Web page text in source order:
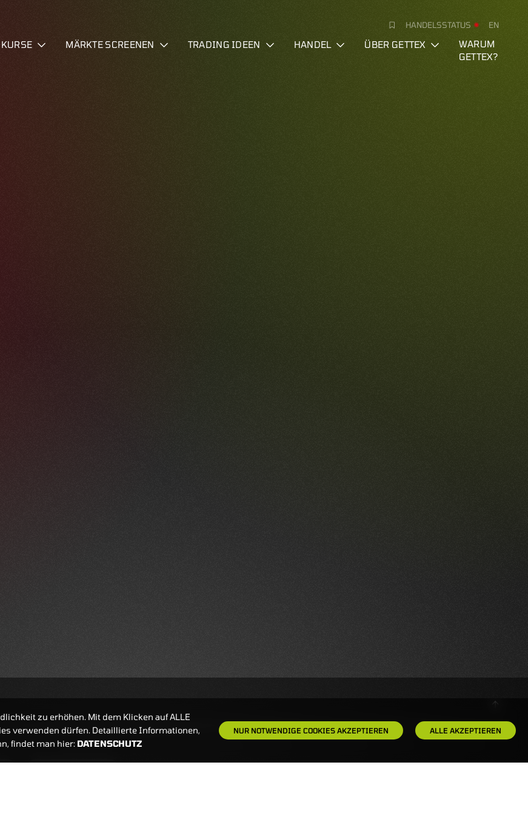
HANDELSSTATUS EN
MÄRKTE SCREENEN TRADING IDEEN HANDEL ÜBER GETTEX
WARUM
GETTEX?
zu erhöhen. Mit dem Klicken auf ALLE
verwenden dürfen. Detaillierte Informationen,
findet man hier: DATENSCHUTZ
NUR NOTWENDIGE COOKIES AKZEPTIEREN ALLE AKZEPTIEREN